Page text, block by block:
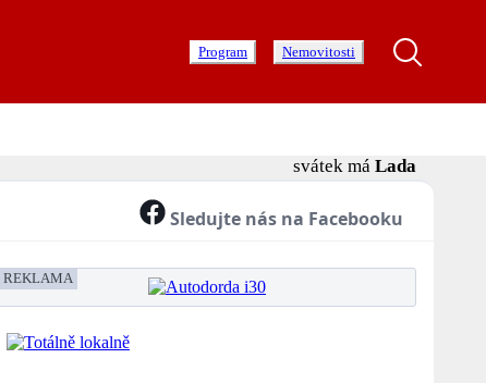
Program Nemovitosti
svátek má Lada
Sledujte nás na Facebooku
REKLAMA